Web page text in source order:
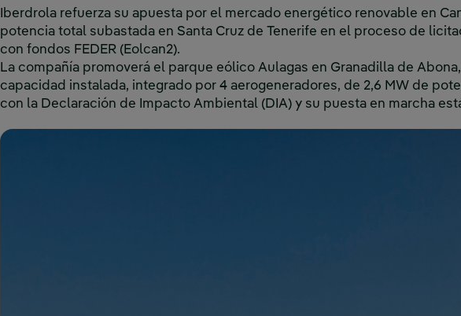
Iberdrola refuerza su apuesta por el mercado energético renovable en
potencia total subastada en Santa Cruz de Tenerife en el proceso de
con fondos FEDER (Eolcan2).
La compañía promoverá el parque eólico Aulagas en Granadilla de
capacidad instalada, integrado por 4 aerogeneradores, de 2,6 MW de
con la Declaración de Impacto Ambiental (DIA) y su puesta en marcha